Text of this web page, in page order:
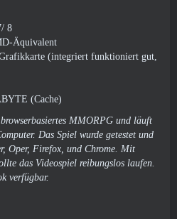
8
Äquivalent
(integriert funktioniert gut,
(Cache)
MMORPG und läuft
Das Spiel wurde getestet und
Oper, Firefox, und Chrome. Mit
das Videospiel reibungslos laufen.
verfügbar.